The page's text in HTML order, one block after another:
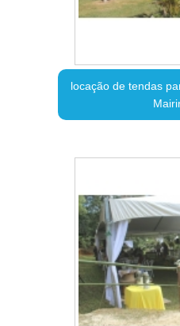
locação de tendas